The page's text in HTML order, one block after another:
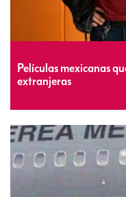
Películas mexicanas
extranjeras